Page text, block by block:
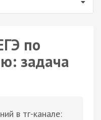
по
задача
в тг-канале: